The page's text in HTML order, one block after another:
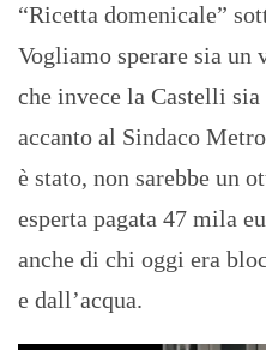
“Ricetta domenicale”
Vogliamo sperare sia un
che invece la Castelli
accanto al Sindaco
è stato, non sarebbe un
esperta pagata 47 mila
anche di chi oggi era
e dall’acqua.